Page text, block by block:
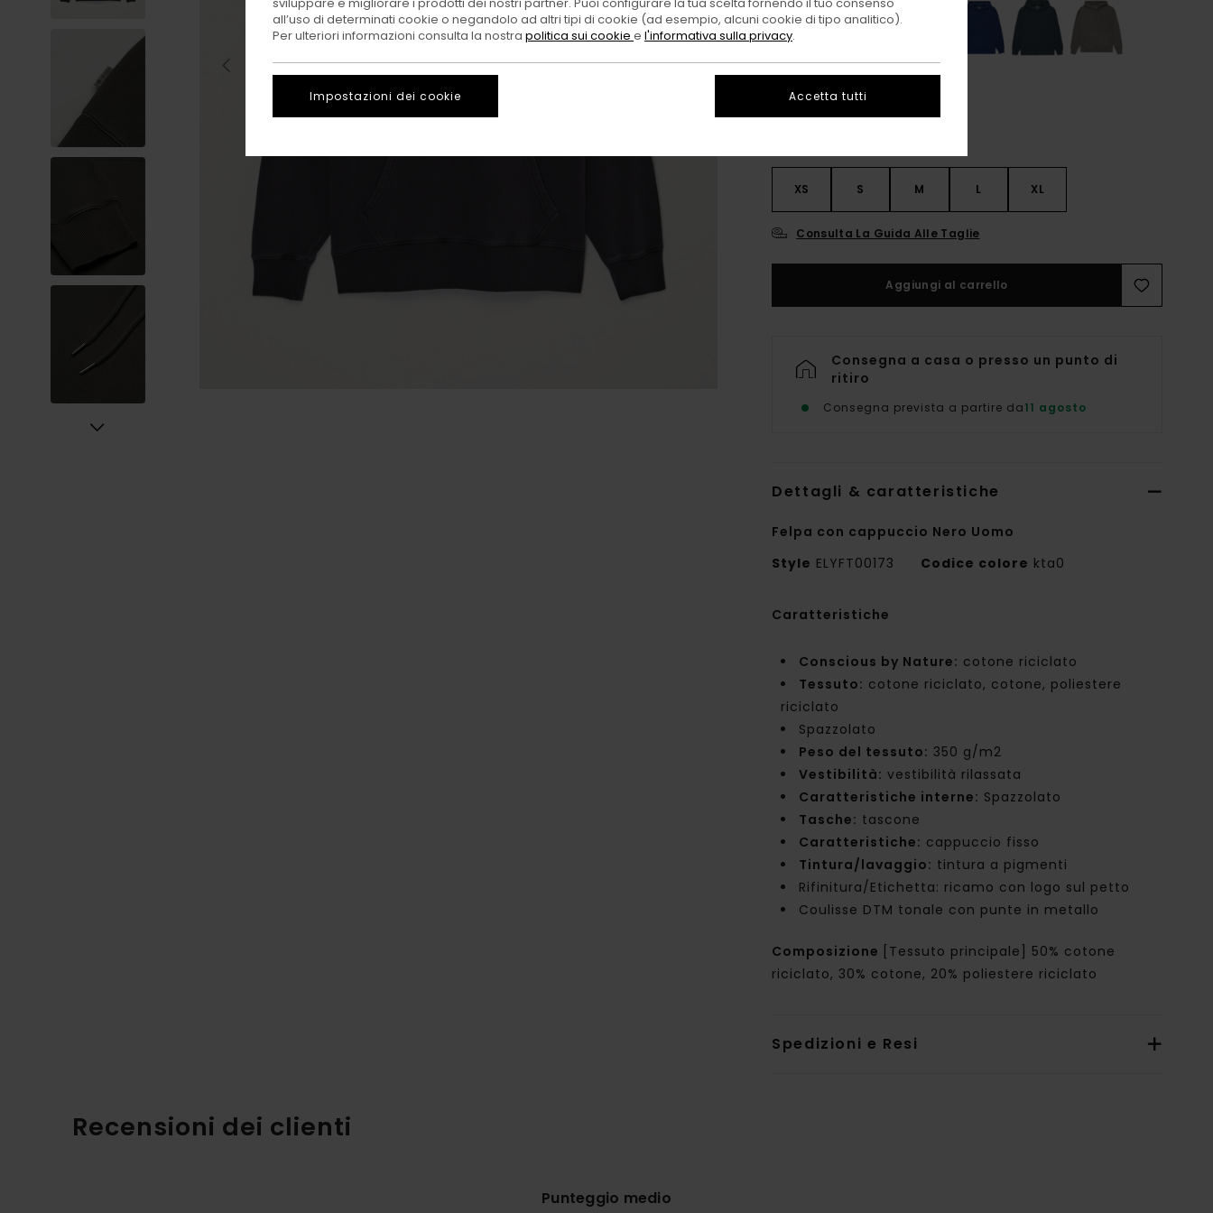
XS S M L XL
Consulta La Guida Alle Taglie
Aggiungi al carrello
Consegna a casa o presso un punto di
ritiro
Consegna prevista a partire da11 agosto
Dettagli & caratteristiche
Felpa con cappuccio Nero Uomo
Style ELYFT00173 Codice colore kta0
Caratteristiche
Conscious by Nature: cotone riciclato
Tessuto: cotone riciclato, cotone, poliestere
riciclato
Spazzolato
Peso del tessuto: 350 g/m2
Vestibilità: vestibilità rilassata
Caratteristiche interne: Spazzolato
Tasche: tascone
Caratteristiche: cappuccio fisso
Tintura/lavaggio: tintura a pigmenti
Rifinitura/Etichetta: ricamo con logo sul petto
Coulisse DTM tonale con punte in metallo
Composizione [Tessuto principale] 50% cotone
riciclato, 30% cotone, 20% poliestere riciclato
Spedizioni e Resi
Recensioni dei clienti
Punteggio medio
all’uso di determinati cookie o negandolo ad altri tipi di cookie (ad esempio, alcuni cookie di tipo analitico).
Per ulteriori informazioni consulta la nostra politica sui cookie e l'informativa sulla privacy.
Impostazioni dei cookie Accetta tutti